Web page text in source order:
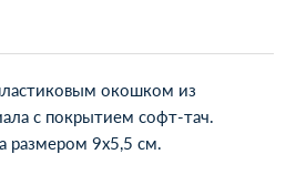
окошком из
с покрытием софт-тач.
размером 9x5,5 см.